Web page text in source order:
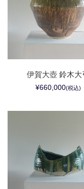
伊賀大壺 鈴木大
¥660,000(税込)